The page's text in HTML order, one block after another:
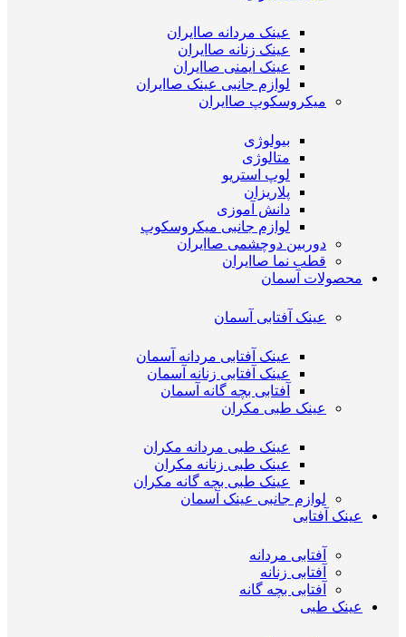
عینک مردانه صاایران
عینک زنانه صاایران
عینک ایمنی صاایران
لوازم جانبی عینک صاایران
میکروسکوپ صاایران
بیولوژی
متالوژی
لوپ استریو
پلاریزان
دانش آموزی
لوازم جانبی میکروسکوپ
دوربین دوچشمی صاایران
قطب نما صاایران
محصولات آسمان
عینک آفتابی آسمان
عینک آفتابی مردانه آسمان
عینک آفتابی زنانه آسمان
آفتابی بچه گانه آسمان
عینک طبی مکران
عینک طبی مردانه مکران
عینک طبی زنانه مکران
عینک طبی بچه گانه مکران
لوازم جانبی عینک آسمان
عینک آفتابی
آفتابی مردانه
آفتابی زنانه
آفتابی بچه گانه
عینک طبی